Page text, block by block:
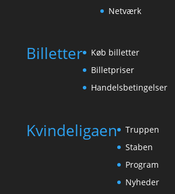
Netværk
Billetter
Køb billetter
Billetpriser
Handelsbetingelser
Kvindeligaen
Truppen
Staben
Program
Nyheder